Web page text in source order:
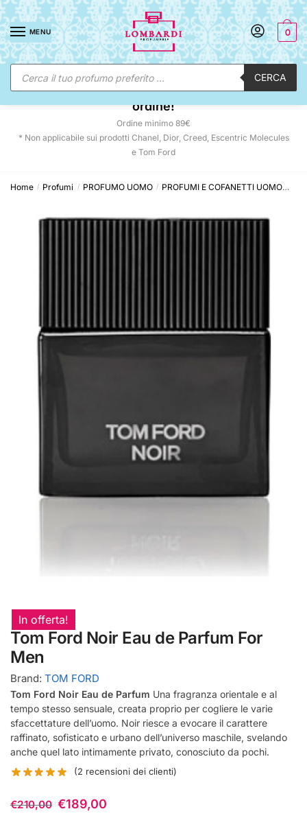
Skip
to
navigation
Skip
to
content
MENU
Ricerca
prodotti CERCA
0
☀️ SUNNY DAYS:-12% automatico sul tuo
ordine!
Ordine minimo 89€
* Non applicabile sui prodotti Chanel, Dior, Creed, Escentric Molecules
e Tom Ford
Home / Profumi / PROFUMO UOMO / PROFUMI E COFANETTI UOMO
In offerta!
Tom Ford Noir Eau de Parfum For
Men
Brand: TOM FORD
Tom Ford Noir Eau de Parfum Una fragranza orientale e al
tempo stesso sensuale, creata proprio per cogliere le varie
sfaccettature dell’uomo. Noir riesce a evocare il carattere
raffinato, sofisticato e urbano dell’universo maschile, svelando
anche quel lato intimamente privato, conosciuto da pochi.
(2 recensioni dei clienti)
€210,00 €189,00